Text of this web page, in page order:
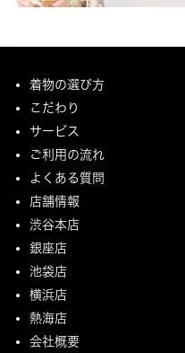
着物の選び方
こだわり
サービス
ご利用の流れ
よくある質問
店舗情報
渋谷本店
銀座店
池袋店
横浜店
熱海店
会社概要